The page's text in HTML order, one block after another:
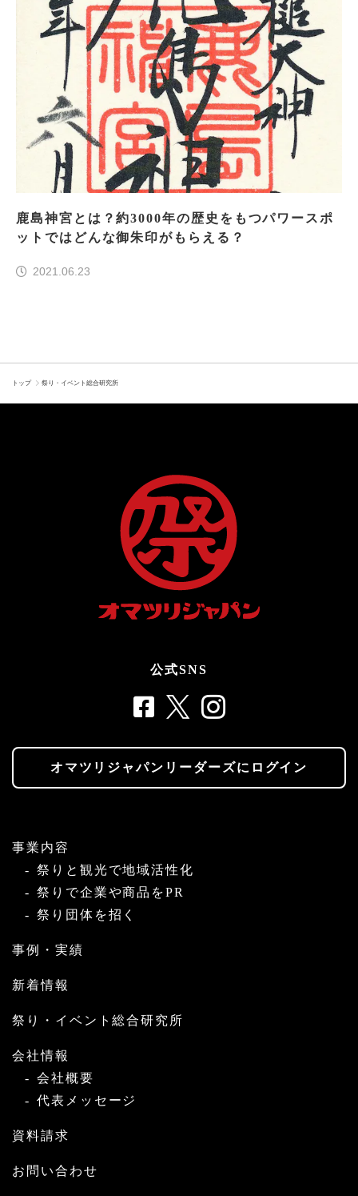
鹿島神宮とは？約3000年の歴史をもつパワースポ
ットではどんな御朱印がもらえる？
2021.06.23
トップ 祭り・イベント総合研究所
公式SNS
オマツリジャパンリーダーズにログイン
事業内容
祭りと観光で地域活性化
祭りで企業や商品をPR
祭り団体を招く
事例・実績
新着情報
祭り・イベント総合研究所
会社情報
会社概要
代表メッセージ
資料請求
お問い合わせ